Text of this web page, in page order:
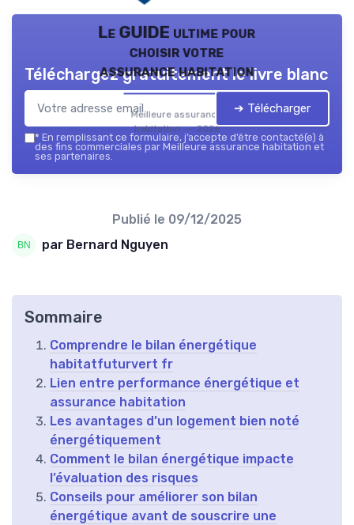
Le GUIDE ultime pour
choisir votre
assurance habitation
Meilleure assurance
habitation — 2026
Téléchargez gratuitement le livre blanc
➔ Télécharger
* En remplissant ce formulaire, j’accepte d’être contacté(e) à
des fins commerciales par Meilleure assurance habitation et
ses partenaires.
Publié le 09/12/2025
par Bernard Nguyen
Sommaire
Comprendre le bilan énergétique
habitatfuturvert fr
Lien entre performance énergétique et
assurance habitation
Les avantages d’un logement bien noté
énergétiquement
Comment le bilan énergétique impacte
l’évaluation des risques
Conseils pour améliorer son bilan
énergétique avant de souscrire une